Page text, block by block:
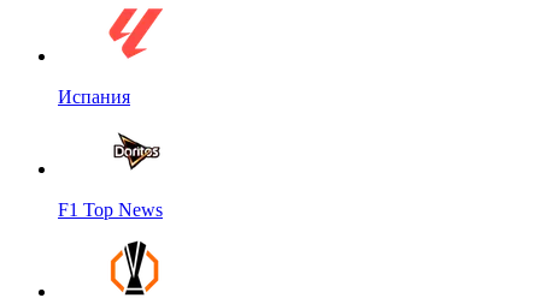
Испания
F1 Top News